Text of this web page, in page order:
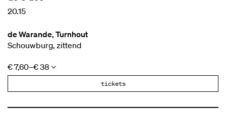
20.15
de Warande, Turnhout
Schouwburg, zittend
€ 7,60–€ 38
tickets